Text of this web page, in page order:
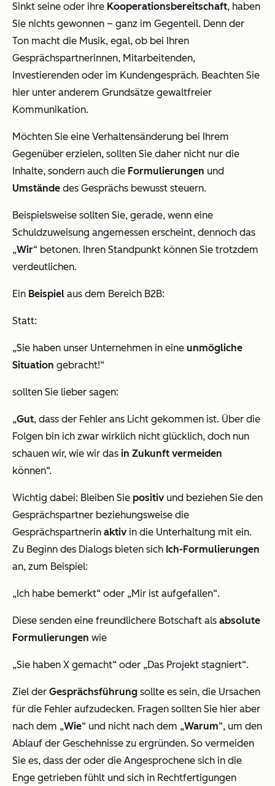
Sinkt seine oder ihre Kooperationsbereitschaft, haben
Sie nichts gewonnen – ganz im Gegenteil. Denn der
Ton macht die Musik, egal, ob bei Ihren
Gesprächspartnerinnen, Mitarbeitenden,
Investierenden oder im Kundengespräch. Beachten Sie
hier unter anderem Grundsätze gewaltfreier
Kommunikation.
Möchten Sie eine Verhaltensänderung bei Ihrem
Gegenüber erzielen, sollten Sie daher nicht nur die
Inhalte, sondern auch die Formulierungen und
Umstände des Gesprächs bewusst steuern.
Beispielsweise sollten Sie, gerade, wenn eine
Schuldzuweisung angemessen erscheint, dennoch das
„Wir“ betonen. Ihren Standpunkt können Sie trotzdem
verdeutlichen.
Ein Beispiel aus dem Bereich B2B:
Statt:
„Sie haben unser Unternehmen in eine unmögliche
Situation gebracht!“
sollten Sie lieber sagen:
„Gut, dass der Fehler ans Licht gekommen ist. Über die
Folgen bin ich zwar wirklich nicht glücklich, doch nun
schauen wir, wie wir das in Zukunft vermeiden
können“.
Wichtig dabei: Bleiben Sie positivund beziehen Sie den
Gesprächspartner beziehungsweise die
Gesprächspartnerin aktivin die Unterhaltung mit ein.
Zu Beginn des Dialogs bieten sich Ich-Formulierungen
an, zum Beispiel:
„Ich habe bemerkt“ oder „Mir ist aufgefallen“.
Diese senden eine freundlichere Botschaft als absolute
Formulierungen wie
„Sie haben X gemacht“ oder „Das Projekt stagniert“.
Ziel der Gesprächsführung sollte es sein, die Ursachen
für die Fehler aufzudecken. Fragen sollten Sie hier aber
nach dem „Wie“ und nicht nach dem „Warum“, um den
Ablauf der Geschehnisse zu ergründen. So vermeiden
Sie es, dass der oder die Angesprochene sich in die
Enge getrieben fühlt und sich in Rechtfertigungen